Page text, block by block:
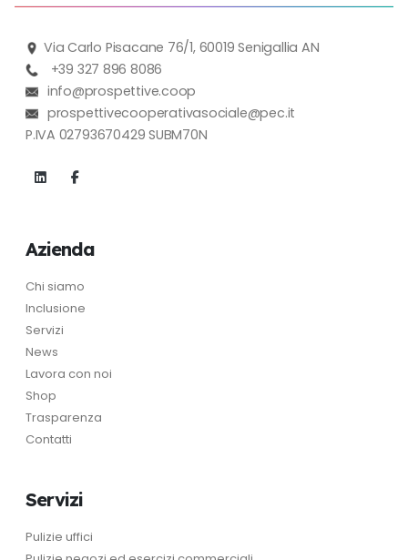
Via Carlo Pisacane 76/1, 60019 Senigallia AN
+39 327 896 8086
info@prospettive.coop
prospettivecooperativasociale@pec.it
P.IVA 02793670429 SUBM70N
Azienda
Chi siamo
Inclusione
Servizi
News
Lavora con noi
Shop
Trasparenza
Contatti
Servizi
Pulizie uffici